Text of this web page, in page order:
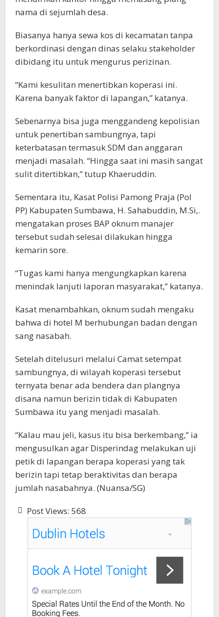
nama di sejumlah desa.
Biasanya hanya sewa kos di kecamatan tanpa
berkordinasi dengan dinas selaku stakeholder
dibidang itu untuk mengurus perizinan.
“Kami kesulitan menertibkan koperasi ini.
Karena banyak faktor di lapangan,” katanya.
Sebenarnya bisa juga menggandeng kepolisian
untuk penertiban sambungnya, tapi
keterbatasan termasuk SDM dan anggaran
menjadi masalah. “Hingga saat ini masih sangat
sulit ditertibkan,” tutup Khaeruddin.
Sementara itu, Kasat Polisi Pamong Praja (Pol
PP) Kabupaten Sumbawa, H. Sahabuddin, M.Si,.
mengatakan proses BAP oknum manajer
tersebut sudah selesai dilakukan hingga
kemarin sore.
“Tugas kami hanya mengungkapkan karena
menindak lanjuti laporan masyarakat,” katanya.
Kasat menambahkan, oknum sudah mengaku
bahwa di hotel M berhubungan badan dengan
sang nasabah.
Setelah ditelusuri melalui Camat setempat
sambungnya, di wilayah koperasi tersebut
ternyata benar ada bendera dan plangnya
disana namun berizin tidak di Kabupaten
Sumbawa itu yang menjadi masalah.
“Kalau mau jeli, kasus itu bisa berkembang,” ia
mengusulkan agar Disperindag melakukan uji
petik di lapangan berapa koperasi yang tak
berizin tapi tetap beraktivitas dan berapa
jumlah nasabahnya. (Nuansa/SG)
Post Views: 568